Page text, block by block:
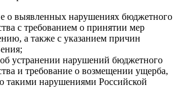
о выявленных нарушениях бюджетного
с требованием о принятии мер
а также с указанием причин
устранении нарушений бюджетного
и требование о возмещении ущерба,
такими нарушениями Российской